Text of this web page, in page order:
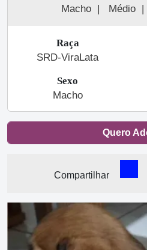
Macho | Médio |
Raça
SRD-ViraLata
Sexo
Macho
Quero
Compartilhar